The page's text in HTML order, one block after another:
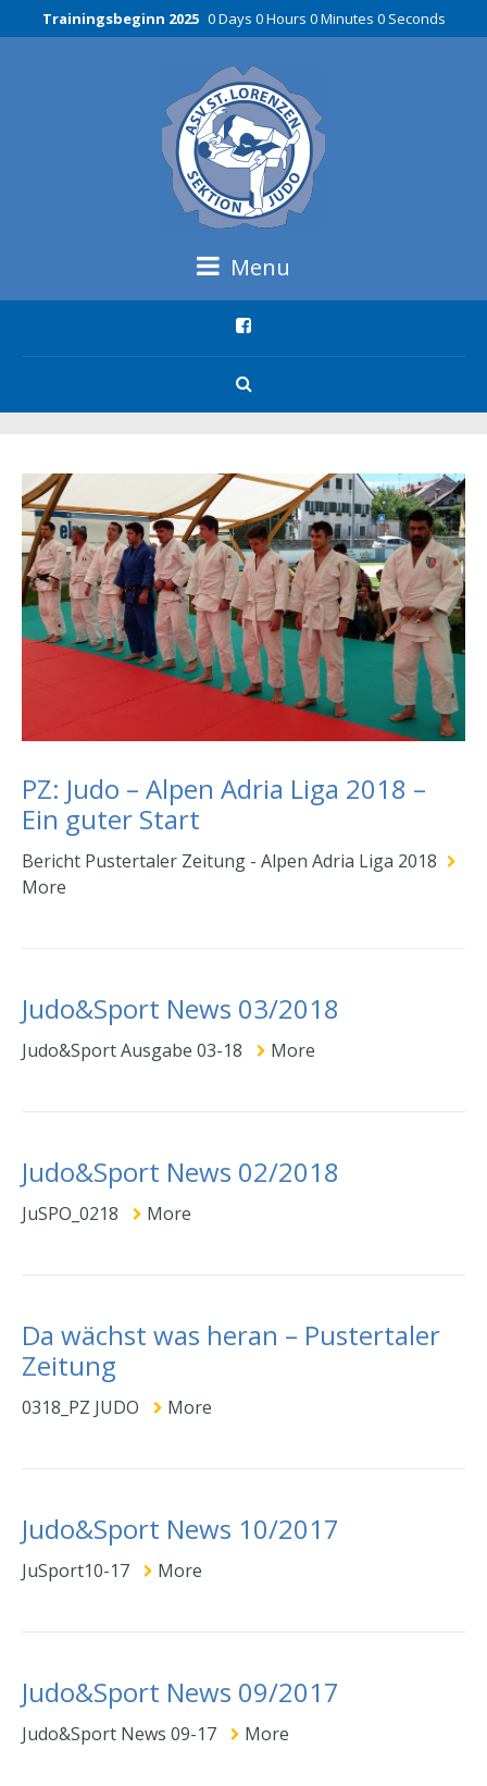
Trainingsbeginn 2025 0 Days 0 Hours 0 Minutes 0 Seconds
Menu
PZ: Judo – Alpen Adria Liga 2018 –
Ein guter Start
Bericht Pustertaler Zeitung - Alpen Adria Liga 2018
More
Judo&Sport News 03/2018
Judo&Sport Ausgabe 03-18 More
Judo&Sport News 02/2018
JuSPO_0218 More
Da wächst was heran – Pustertaler
Zeitung
0318_PZ JUDO More
Judo&Sport News 10/2017
JuSport10-17 More
Judo&Sport News 09/2017
Judo&Sport News 09-17 More